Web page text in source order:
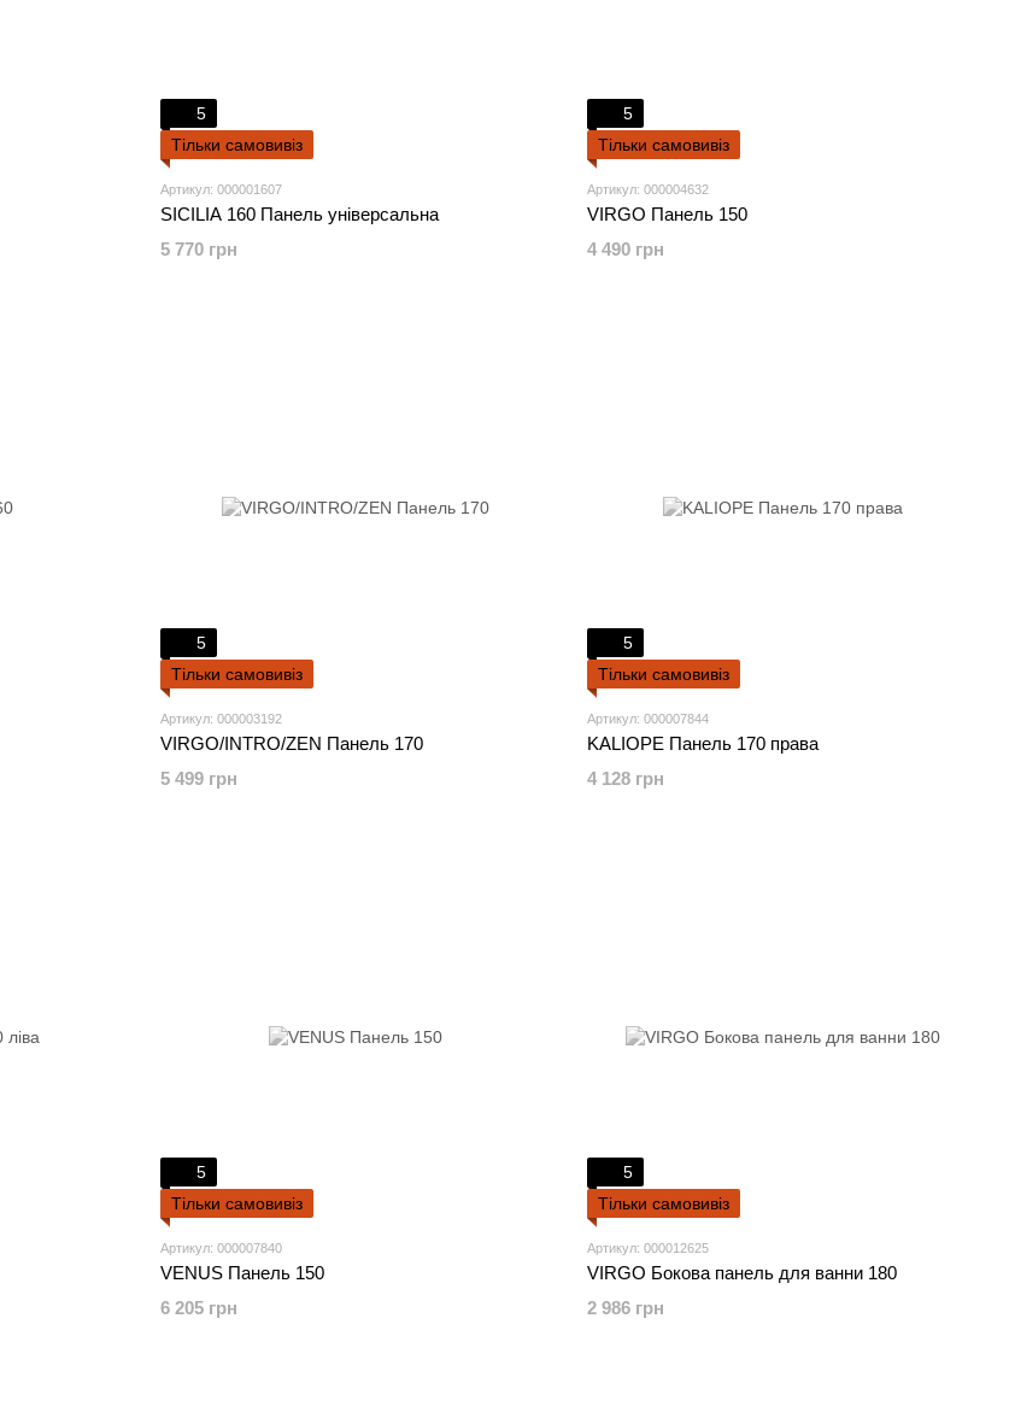
5
Тільки самовивіз
Артикул: 000001607
SICILIA 160 Панель універсальна
5 770 грн
5
Тільки самовивіз
Артикул: 000004632
VIRGO Панель 150
4 490 грн
5
Тільки самовивіз
Артикул: 000003192
VIRGO/INTRO/ZEN Панель 170
5 499 грн
5
Тільки самовивіз
Артикул: 000007844
KALIOPE Панель 170 права
4 128 грн
5
Тільки самовивіз
Артикул: 000007840
VENUS Панель 150
6 205 грн
5
Тільки самовивіз
Артикул: 000012625
VIRGO Бокова панель для ванни 180
2 986 грн